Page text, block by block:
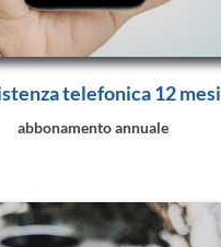
telefonica 12 mesi
abbonamento annuale